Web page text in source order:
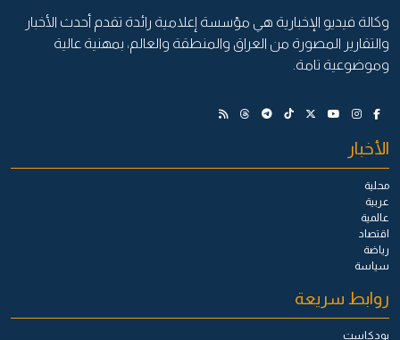
وكالة فيديو الإخبارية هي مؤسسة إعلامية رائدة تقدم أحدث الأخبار
والتقارير المصورة من العراق والمنطقة والعالم، بمهنية عالية
وموضوعية تامة.
الأخبار
محلية
عربية
عالمية
اقتصاد
رياضة
سياسة
روابط سريعة
بودكاست